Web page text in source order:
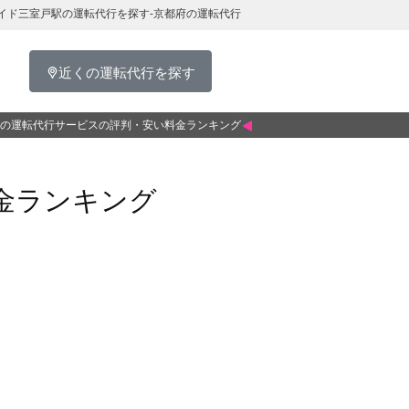
三室戸駅の運転代行を探す-京都府の運転代行
近くの運転代行を探す
運転代行サービスの評判・安い料金ランキング
ランキング